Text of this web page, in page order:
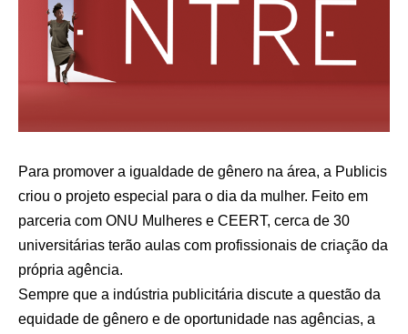
Para promover a igualdade de gênero na área, a Publicis
criou o projeto especial para o dia da mulher. Feito em
parceria com ONU Mulheres e CEERT, cerca de 30
universitárias terão aulas com profissionais de criação da
própria agência.
Sempre que a indústria publicitária discute a questão da
equidade de gênero e de oportunidade nas agências, a